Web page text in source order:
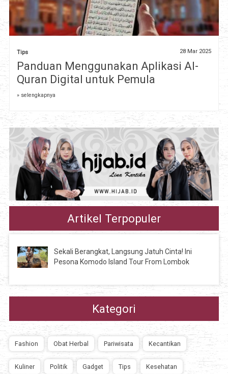
Tips 28 Mar 2025
Panduan Menggunakan Aplikasi Al-
Quran Digital untuk Pemula
» selengkapnya
Artikel Terpopuler
Sekali Berangkat, Langsung Jatuh Cinta! Ini
Pesona Komodo Island Tour From Lombok
Kategori
Fashion Obat Herbal Pariwisata Kecantikan
Kuliner Politik Gadget Tips Kesehatan